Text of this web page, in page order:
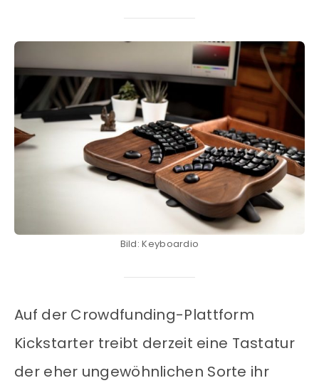
Bild: Keyboardio
Auf der Crowdfunding-Plattform
Kickstarter treibt derzeit eine Tastatur
der eher ungewöhnlichen Sorte ihr